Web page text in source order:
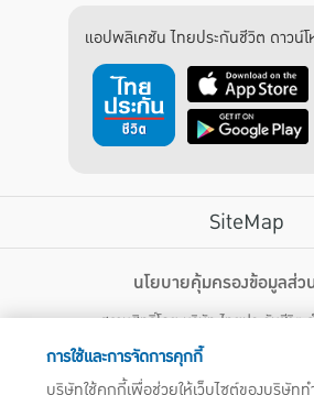
แอปพลิเคชัน ไทยประกันชีวิต ดาวน์
SiteMap
ไทยประกันชีวิต HEALTH CARE SOLUTIONS
สิทธิพิเศษ
แอปพลิเคชัน ไทยประกันชีวิต
นโยบายคุ้มครองข้อมูลส่
สงวนสิทธิ์โดย บริษัท ไทยประกันชีวิต
123 ถนน รัชดาภิเษก แขวงดินแดง เขตดินแดง ก
การใช้และการจัดการคุกกี้
บริษัทใช้คุกกี้เพื่อช่วยให้เว็บไซต์ของบริษัทท